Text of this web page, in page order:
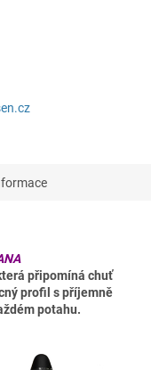
připomíná chuť
profil s příjemně
potahu.